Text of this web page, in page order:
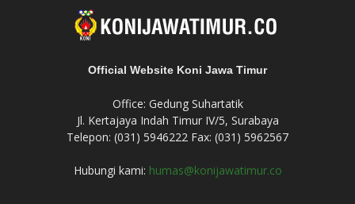
Official Website Koni Jawa Timur
Office: Gedung Suhartatik
Jl. Kertajaya Indah Timur IV/5, Surabaya
Telepon: (031) 5946222 Fax: (031) 5962567
Hubungi kami: humas@konijawatimur.co